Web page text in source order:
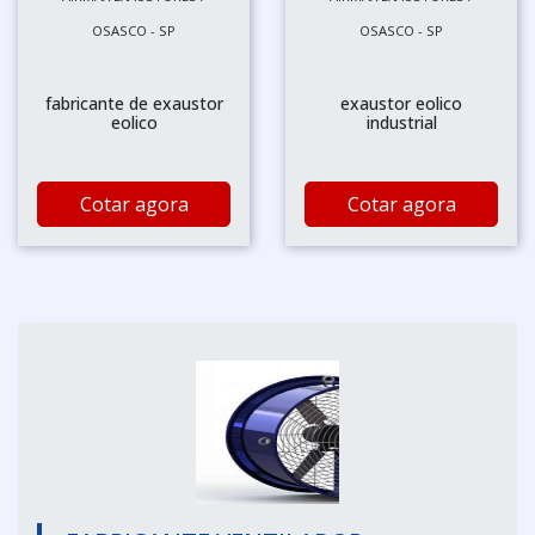
OSASCO - SP
fabricante de exaustor
eolico
Cotar agora
OSASCO - SP
exaustor eolico
industrial
Cotar agora